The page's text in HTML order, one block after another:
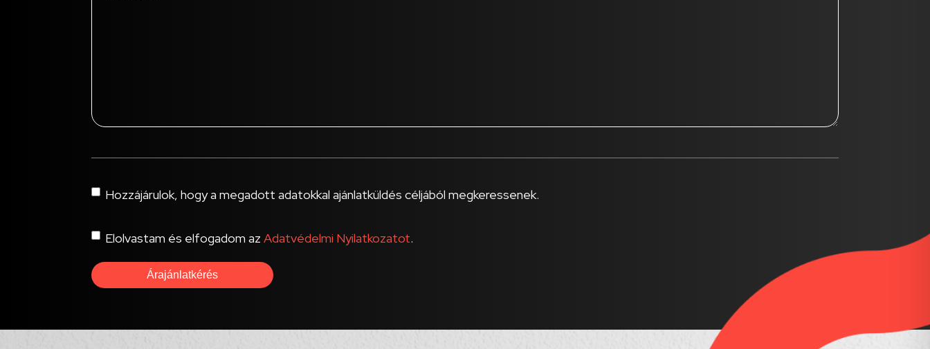
Consent
Hozzájárulok, hogy a megadott adatokkal ajánlatküldés céljából megkeressenek.
Consent
Elolvastam és elfogadom az Adatvédelmi Nyilatkozatot.